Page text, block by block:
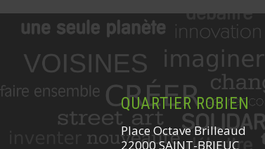
QUARTIER ROBIEN
Place Octave Brilleaud
22000 SAINT-BRIEUC